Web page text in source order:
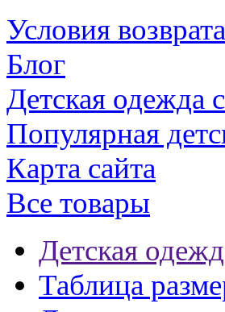
Условия
Блог
Детская одежда
Популярная
Карта сайта
Все товары
Детская
Таблица